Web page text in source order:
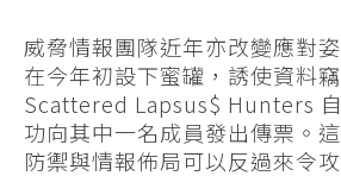
威脅情報團隊近年亦改變應對
在今年初設下蜜罐，誘使資料
Scattered Lapsus$ Hunters
功向其中一名成員發出傳票。
防禦與情報佈局可以反過來令